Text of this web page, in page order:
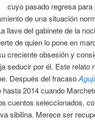
cuyo pasado regresa
de una situación
llave del gabinete de la
de quien lo pone en
creciente obsesión y
seducir por él. Este relato
Después del fracaso
2014 cuando
cuentos seleccionados,
sibilina. Merece ser